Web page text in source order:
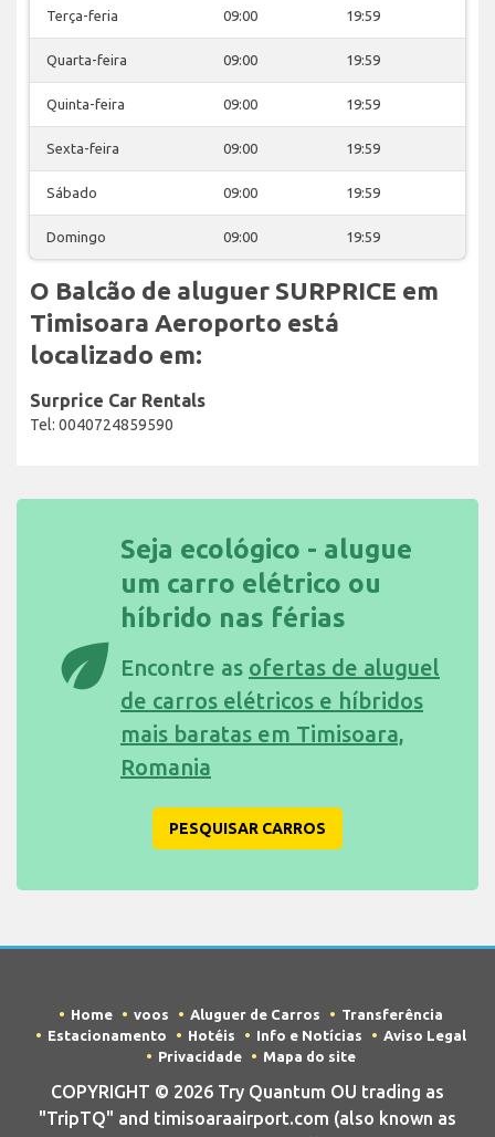
Terça-feria 09:00 19:59
Quarta-feira 09:00 19:59
Quinta-feira 09:00 19:59
Sexta-feira 09:00 19:59
Sábado 09:00 19:59
Domingo 09:00 19:59
O Balcão de aluguer SURPRICE em
Timisoara Aeroporto está
localizado em:
Surprice Car Rentals
Tel: 0040724859590
eco
Seja ecológico - alugue
um carro elétrico ou
híbrido nas férias
Encontre as ofertas de aluguel
de carros elétricos e híbridos
mais baratas em Timisoara,
Romania
PESQUISAR CARROS
Home voos Aluguer de Carros
Transferência
Estacionamento
Hotéis Info e Notícias
Aviso Legal
Privacidade
Mapa do site
COPYRIGHT © 2026 Try Quantum OU trading as
"TripTQ" and timisoaraairport.com (also known as